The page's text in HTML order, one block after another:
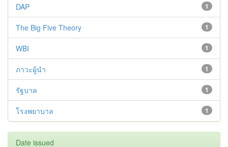
1
DAP
1
The Big Five Theory
1
WBI
1
ภาวะผู้นำ
1
รัฐบาล
1
โรงพยาบาล
Date issued